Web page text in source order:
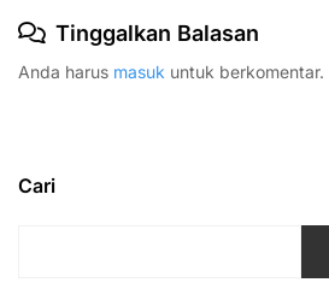
Tinggalkan Balasan
Anda harus masuk untuk berkomentar.
Cari